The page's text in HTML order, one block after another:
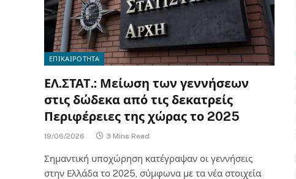
ΕΠΙΚΑΙΡΟΤΗΤΑ
ΕΛ.ΣΤΑΤ.: Μείωση των γεννήσεων
στις δώδεκα από τις δεκατρείς
Περιφέρειες της χώρας το 2025
19/06/2026 3 Mins Read
Σημαντική υποχώρηση κατέγραψαν οι γεννήσεις
στην Ελλάδα το 2025, σύμφωνα με τα νέα στοιχεία